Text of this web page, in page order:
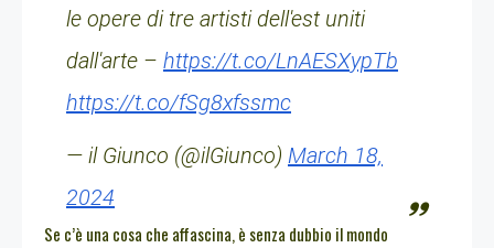
le opere di tre artisti dell'est uniti
dall'arte – https://t.co/LnAESXypTb
https://t.co/fSg8xfssmc
— il Giunco (@ilGiunco) March 18,
2024
Se c’è una cosa che affascina, è senza dubbio il mondo